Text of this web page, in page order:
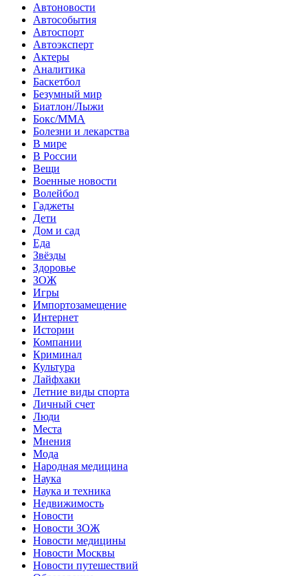
Автоновости
Автособытия
Автоспорт
Автоэксперт
Актеры
Аналитика
Баскетбол
Безумный мир
Биатлон/Лыжи
Бокс/MMA
Болезни и лекарства
В мире
В России
Вещи
Военные новости
Волейбол
Гаджеты
Дети
Дом и сад
Еда
Звёзды
Здоровье
ЗОЖ
Игры
Импортозамещение
Интернет
Истории
Компании
Криминал
Культура
Лайфхаки
Летние виды спорта
Личный счет
Люди
Места
Мнения
Мода
Народная медицина
Наука
Наука и техника
Недвижимость
Новости
Новости ЗОЖ
Новости медицины
Новости Москвы
Новости путешествий